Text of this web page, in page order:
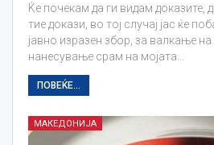
Ќе почекам да ги видам доказите,
тие докази, во тој случај јас ќе
јавно изразен збор, за валкање
нанесување срам на мојата…
ПОВЕЌЕ...
МАКЕДОНИЈА